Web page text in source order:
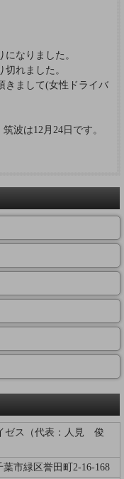
なりました。
れました。
きまして(女性ドライバ
波は12月24日です。
ゼス（代表：人見 俊
市緑区誉田町2-16-168